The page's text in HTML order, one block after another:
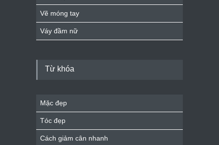
Vẽ móng tay
Váy đầm nữ
Từ khóa
Mặc đẹp
Tóc đẹp
Cách giảm cân nhanh